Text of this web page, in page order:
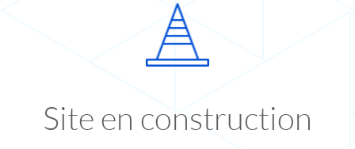
Site en construction